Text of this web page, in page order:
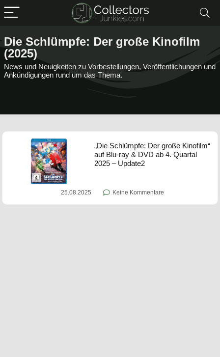
Die Schlümpfe: Der große Kinofilm
(2025)
News und Neuigkeiten zu Vorbestellungen, Veröffentlichungen und
Ankündigungen rund um das Thema.
„Die Schlümpfe: Der große Kinofilm“
auf Blu-ray & DVD ab 4. Quartal
2025 – Update2
25.08.2025 Keine Kommentare